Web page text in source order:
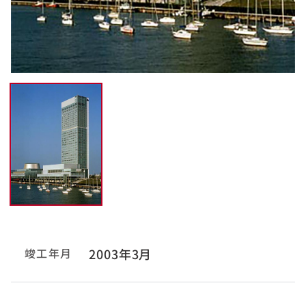
竣工年月 2003年3月